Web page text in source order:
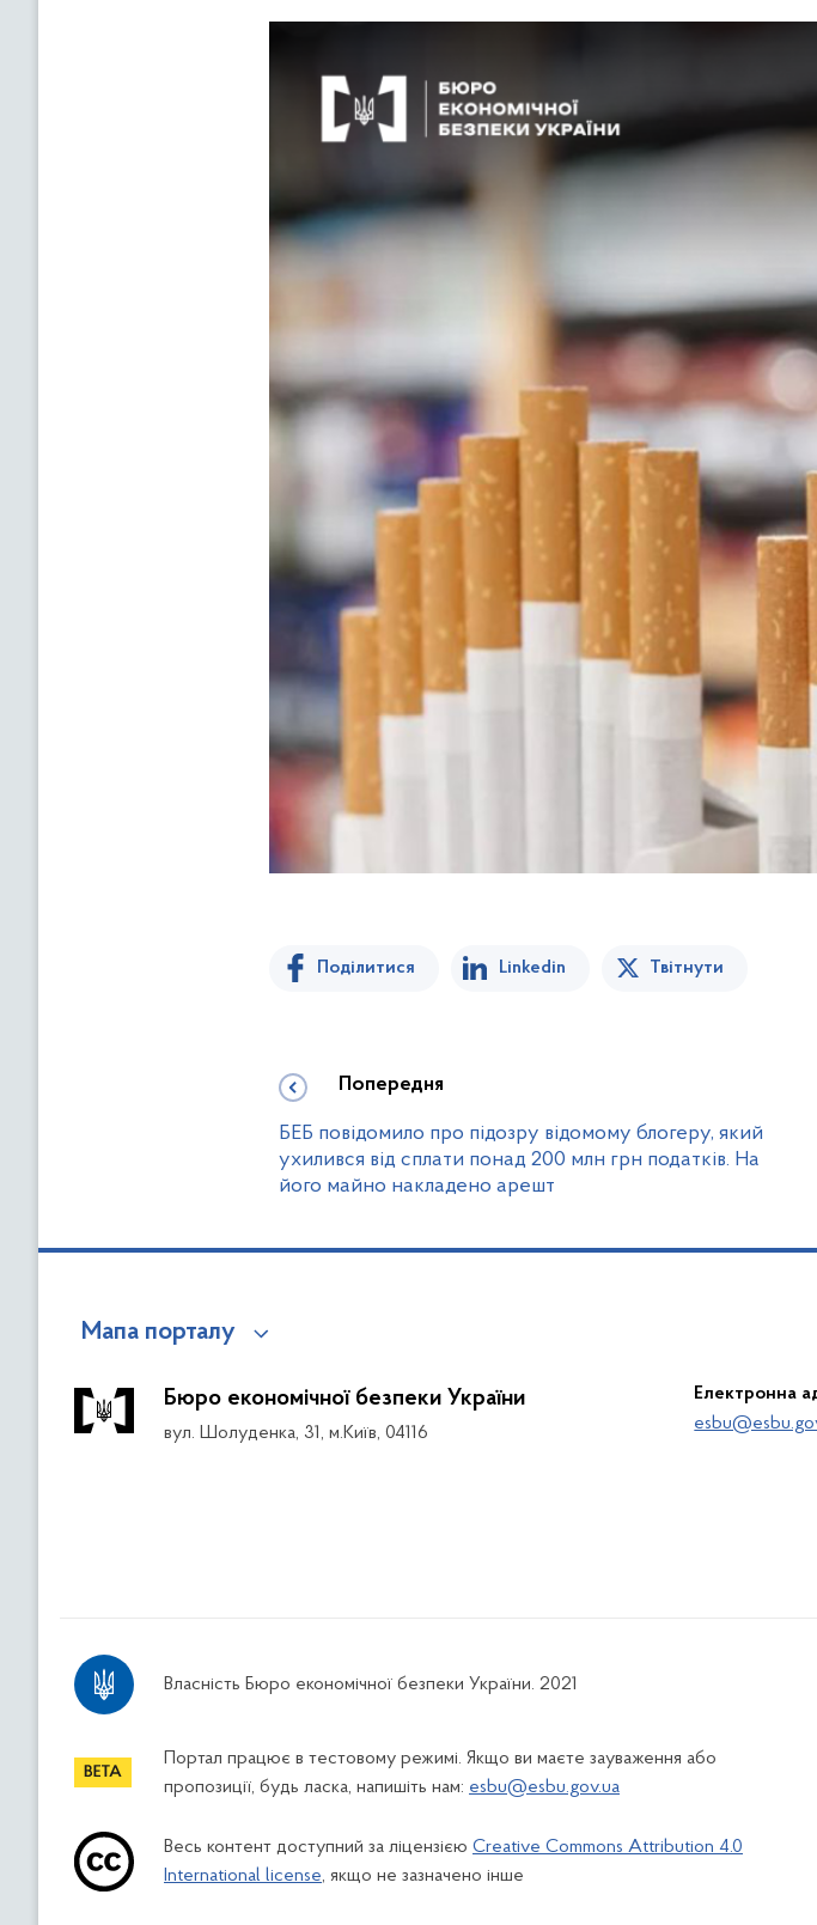
Поділитися Linkedin Твітнути
Попередня
БЕБ повідомило про підозру відомому блогеру, який
ухилився від сплати понад 200 млн грн податків. На
його майно накладено арешт
Мапа порталу
Бюро економічної безпеки України
вул. Шолуденка, 31, м.Київ, 04116
Електронна
Власність Бюро економічної безпеки України. 2021
Портал працює в тестовому режимі. Якщо ви маєте зауваження або
пропозиції, будь ласка, напишіть нам: esbu@esbu.gov.ua
Весь контент доступний за ліцензією Creative Commons Attribution 4.0
International license, якщо не зазначено інше